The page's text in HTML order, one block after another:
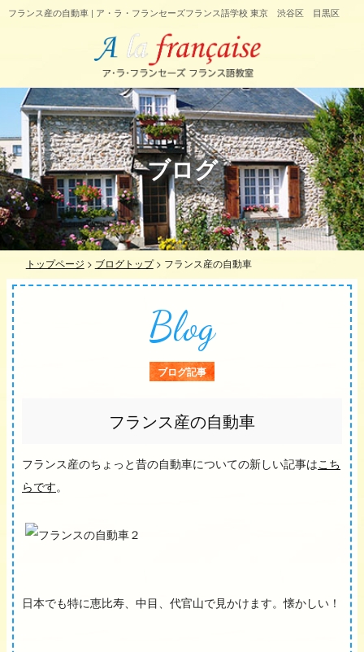
フランス産の自動車 | ア・ラ・フランセーズフランス語学校 東京 渋谷区 目黒区
ブログ
トップページ > ブログトップ> フランス産の自動車
Blog
ブログ記事
フランス産の自動車
フランス産のちょっと昔の自動車についての新しい記事はこち
らです。
日本でも特に恵比寿、中目、代官山で見かけます。懐かしい！